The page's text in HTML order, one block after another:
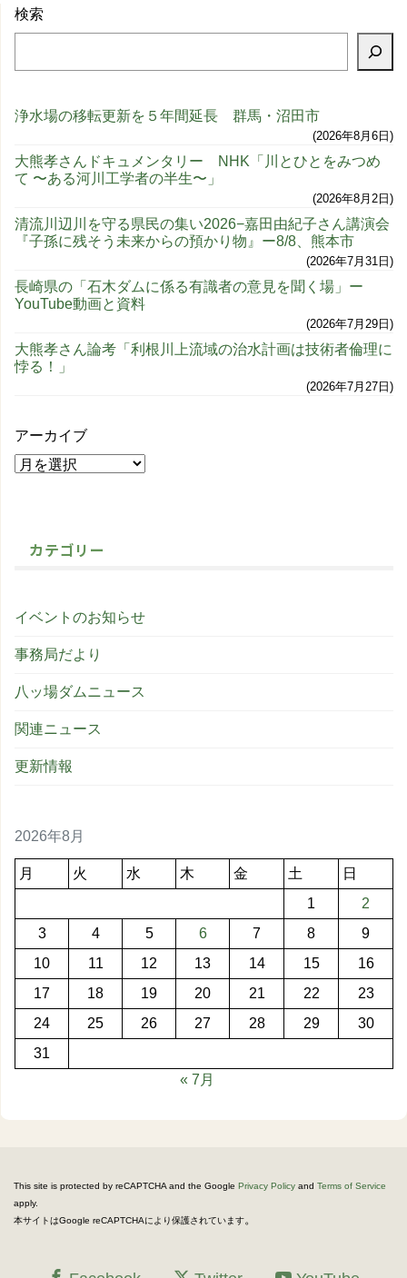
検索
浄水場の移転更新を５年間延長 群馬・沼田市
2026年8月6日
大熊孝さんドキュメンタリー NHK「川とひとをみつめ
て 〜ある河川工学者の半生〜」
2026年8月2日
清流川辺川を守る県民の集い2026−嘉田由紀子さん講演会
『子孫に残そう未来からの預かり物』ー8/8、熊本市
2026年7月31日
長崎県の「石木ダムに係る有識者の意見を聞く場」ー
YouTube動画と資料
2026年7月29日
大熊孝さん論考「利根川上流域の治水計画は技術者倫理に
悖る！」
2026年7月27日
アーカイブ
カテゴリー
イベントのお知らせ
事務局だより
八ッ場ダムニュース
関連ニュース
更新情報
2026年8月
月 火 水 木 金 土
日
1
2
3
4 5 6 7 8
9
10
11 12 13 14 15
16
17
18 19 20 21 22
23
24
25 26 27 28 29
30
31
« 7月
This site is protected by reCAPTCHA and the Google Privacy Policy and Terms of Service
apply.
本サイトはGoogle reCAPTCHAにより保護されています。